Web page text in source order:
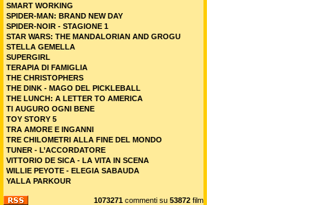
SMART WORKING
SPIDER-MAN: BRAND NEW DAY
SPIDER-NOIR - STAGIONE 1
STAR WARS: THE MANDALORIAN AND GROGU
STELLA GEMELLA
SUPERGIRL
TERAPIA DI FAMIGLIA
THE CHRISTOPHERS
THE DINK - MAGO DEL PICKLEBALL
THE LUNCH: A LETTER TO AMERICA
TI AUGURO OGNI BENE
TOY STORY 5
TRA AMORE E INGANNI
TRE CHILOMETRI ALLA FINE DEL MONDO
TUNER - L’ACCORDATORE
VITTORIO DE SICA - LA VITA IN SCENA
WILLIE PEYOTE - ELEGIA SABAUDA
YALLA PARKOUR
1073271 commenti su 53872 film